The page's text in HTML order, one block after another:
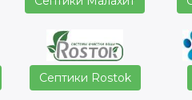
Септики Rostok